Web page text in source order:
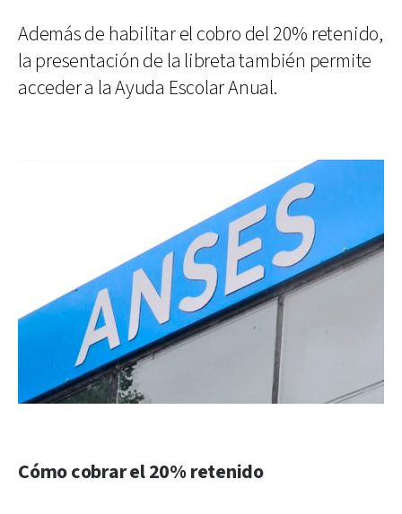
Además de habilitar el cobro del 20% retenido,
la presentación de la libreta también permite
acceder a la Ayuda Escolar Anual.
Cómo cobrar el 20% retenido